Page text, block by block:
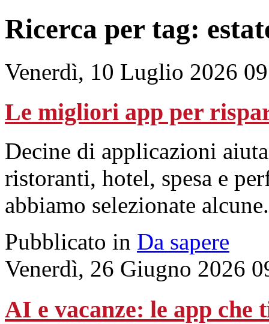
Ricerca per tag:
Venerdì, 10 Luglio 2026
Le migliori app per
Decine di applicazioni
ristoranti, hotel, spesa e
abbiamo selezionate alcune.
Pubblicato in Da sapere
Venerdì, 26 Giugno 2026
AI e vacanze: le app che